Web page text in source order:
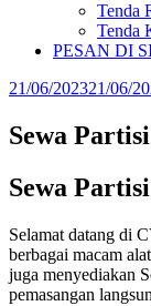
Tenda
Tenda
PESAN DI
Diposkan
21/06/202321/06/
Sewa
Sewa
Selamat datang di
berbagai macam
juga menyediakan
pemasangan